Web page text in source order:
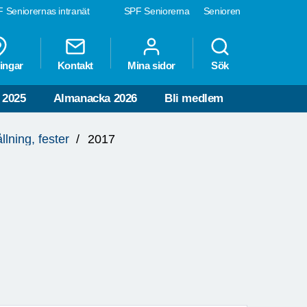
SPF Seniorerna Senioren
Seniorernas intranät
Kontakt Mina sidor Sök
Almanacka 2026 Bli medlem
fester 2017